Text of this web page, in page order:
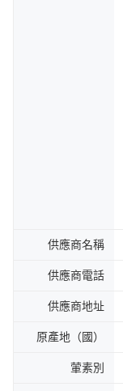
供應商名稱
供應商電話
供應商地址
原產地（國）
葷素別